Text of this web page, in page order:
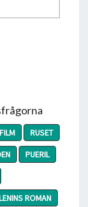
RUSET
PUERIL
ROMAN